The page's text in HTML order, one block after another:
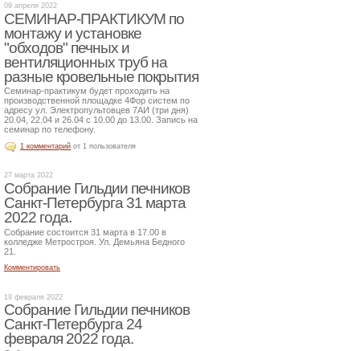
09 апреля 2022
СЕМИНАР-ПРАКТИКУМ по
монтажу и установке
"обходов" печных и
вентиляционных труб на
разные кровельные покрытия
Семинар-практикум будет проходить на
производственной площадке 4Фор систем по
адресу ул. Электропультовцев 7АИ (три дня)
20.04, 22.04 и 26.04 с 10.00 до 13.00. Запись на
семинар по телефону.
1 комментарий от 1 пользователя
27 марта 2022
Собрание Гильдии печников
Санкт-Петербурга 31 марта
2022 года.
Собрание состоится 31 марта в 17.00 в
колледже Метростроя. Ул. Демьяна Бедного
21.
Комментировать
19 февраля 2022
Собрание Гильдии печников
Санкт-Петербурга 24
февраля 2022 года.